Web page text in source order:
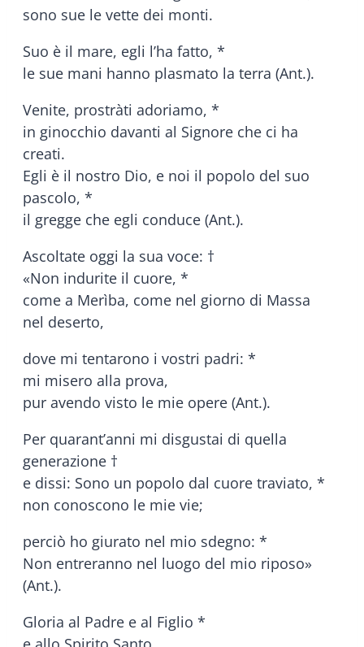
sono sue le vette dei monti.
Suo è il mare, egli l’ha fatto, *
le sue mani hanno plasmato la terra (Ant.).
Venite, prostràti adoriamo, *
in ginocchio davanti al Signore che ci ha
creati.
Egli è il nostro Dio, e noi il popolo del suo
pascolo, *
il gregge che egli conduce (Ant.).
Ascoltate oggi la sua voce: †
«Non indurite il cuore, *
come a Merìba, come nel giorno di Massa
nel deserto,
dove mi tentarono i vostri padri: *
mi misero alla prova,
pur avendo visto le mie opere (Ant.).
Per quarant’anni mi disgustai di quella
generazione †
e dissi: Sono un popolo dal cuore traviato, *
non conoscono le mie vie;
perciò ho giurato nel mio sdegno: *
Non entreranno nel luogo del mio riposo»
(Ant.).
Gloria al Padre e al Figlio *